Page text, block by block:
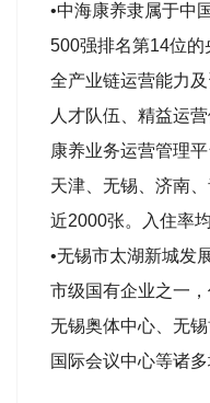
•中海康养隶属于中
500强排名第14位
全产业链运营能力
人才队伍、精益运
康养业务运营管理
天津、无锡、济南
近2000张。入住率
•无锡市太湖新城发
市级国有企业之一
无锡奥体中心、无
国际会议中心等诸